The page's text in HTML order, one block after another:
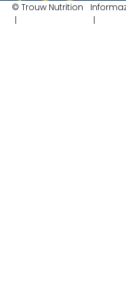
© Trouw Nutrition